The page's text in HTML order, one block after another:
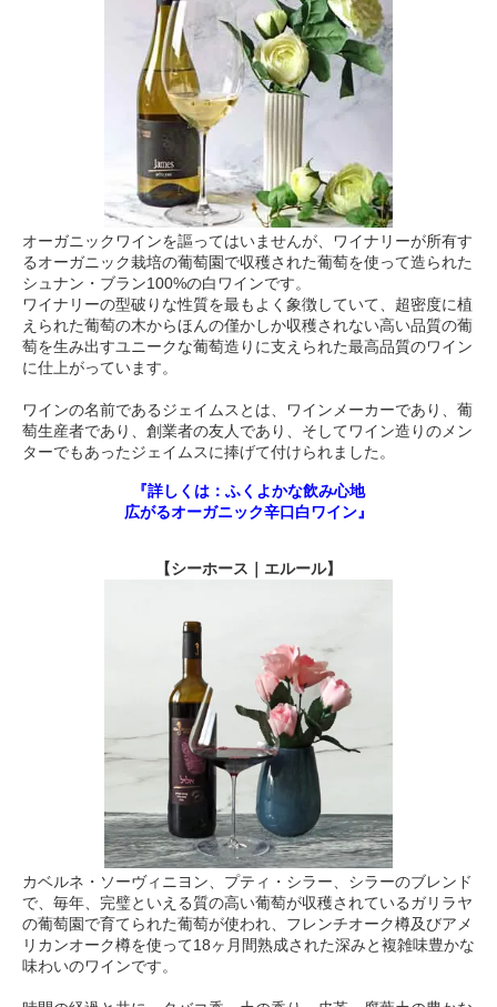
オーガニックワインを謳ってはいませんが、ワイナリーが所有す
るオーガニック栽培の葡萄園で収穫された葡萄を使って造られた
シュナン・ブラン100%の白ワインです。
ワイナリーの型破りな性質を最もよく象徴していて、超密度に植
えられた葡萄の木からほんの僅かしか収穫されない高い品質の葡
萄を生み出すユニークな葡萄造りに支えられた最高品質のワイン
に仕上がっています。
ワインの名前であるジェイムスとは、ワインメーカーであり、葡
萄生産者であり、創業者の友人であり、そしてワイン造りのメン
ターでもあったジェイムスに捧げて付けられました。
『詳しくは：ふくよかな飲み心地
広がるオーガニック辛口白ワイン』
【シーホース｜エルール】
カベルネ・ソーヴィニヨン、プティ・シラー、シラーのブレンド
で、毎年、完璧といえる質の高い葡萄が収穫されているガリラヤ
の葡萄園で育てられた葡萄が使われ、フレンチオーク樽及びアメ
リカンオーク樽を使って18ヶ月間熟成された深みと複雑味豊かな
味わいのワインです。